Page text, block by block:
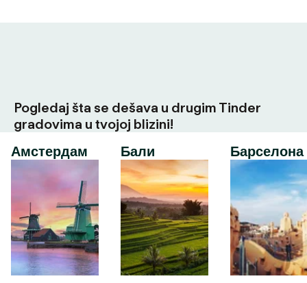
Pogledaj šta se dešava u drugim Tinder
gradovima u tvojoj blizini!
Амстердам
Бали Барселона